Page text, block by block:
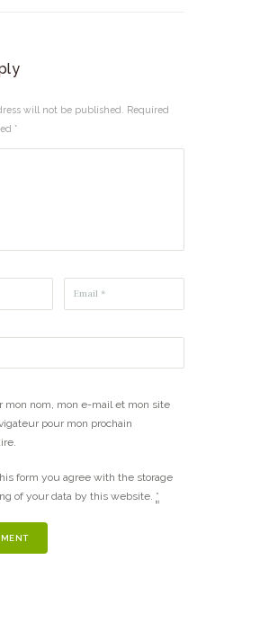
will not be published. Required
*
mon nom, mon e-mail et mon site
pour mon prochain
form you agree with the storage
of your data by this website. *